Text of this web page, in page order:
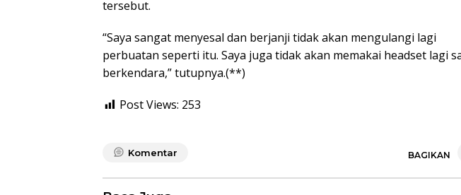
tersebut.
“Saya sangat menyesal dan berjanji tidak akan mengulangi lagi
perbuatan seperti itu. Saya juga tidak akan memakai headset lagi
berkendara,” tutupnya.(**)
Post Views: 253
Komentar BAGIKAN